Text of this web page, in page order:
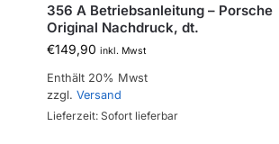
356 A Betriebsanleitung – Porsche
Original Nachdruck, dt.
€149,90 inkl. Mwst
Enthält 20% Mwst
zzgl. Versand
Lieferzeit: Sofort lieferbar